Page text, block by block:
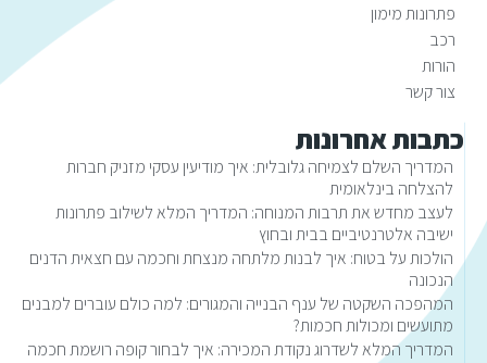
פתרונות מימון
רכב
הורות
צור קשר
כתבות אחרונות
המדריך השלם לצמיחה גלובלית: איך מודיעין עסקי מזניק חברות
להצלחה בינלאומית
לעצב מחדש את תרבות המנוחה: המדריך המלא לשילוב פתרונות
ישיבה אלטרנטיביים בבית ובחוץ
הולכות על בטוח: איך לבנות מלתחה מנצחת וחכמה עם חצאית הדנים
הנכונה
המהפכה השקטה של ענף הבנייה והמגורים: למה כולם עוברים למבנים
מתועשים ומכולות חכמות?
המדריך המלא לשדרוג נקודת המכירה: איך לבחור קופה רושמת חכמה